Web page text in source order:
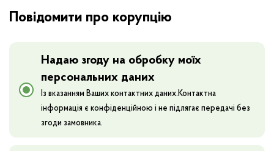
Повідомити про корупцію
Надаю згоду на обробку моїх
персональних даних
Із вказанням Ваших контактних даних.Контактна
інформація є конфіденційною і не підлягає передачі без
згоди замовника.